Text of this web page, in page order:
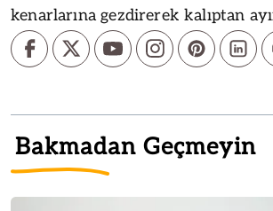
kenarlarına gezdirerek kalıptan
Bakmadan Geçmeyin